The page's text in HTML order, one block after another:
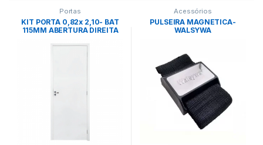
Portas
KIT PORTA 0,82x 2,10- BAT
115MM ABERTURA DIREITA
Acessórios
PULSEIRA MAGNETICA-
WALSYWA